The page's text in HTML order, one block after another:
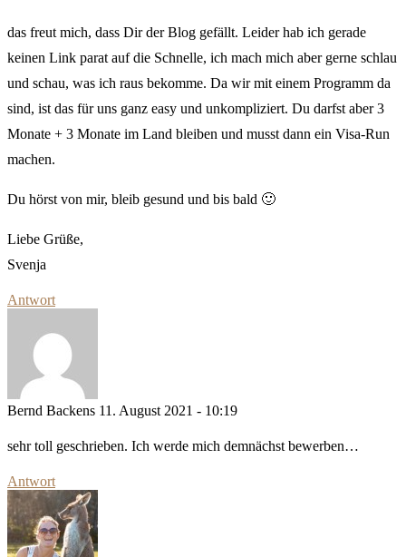
das freut mich, dass Dir der Blog gefällt. Leider hab ich gerade
keinen Link parat auf die Schnelle, ich mach mich aber gerne schlau
und schau, was ich raus bekomme. Da wir mit einem Programm da
sind, ist das für uns ganz easy und unkompliziert. Du darfst aber 3
Monate + 3 Monate im Land bleiben und musst dann ein Visa-Run
machen.
Du hörst von mir, bleib gesund und bis bald 🙂
Liebe Grüße,
Svenja
Antwort
Bernd Backens 11. August 2021 - 10:19
sehr toll geschrieben. Ich werde mich demnächst bewerben…
Antwort